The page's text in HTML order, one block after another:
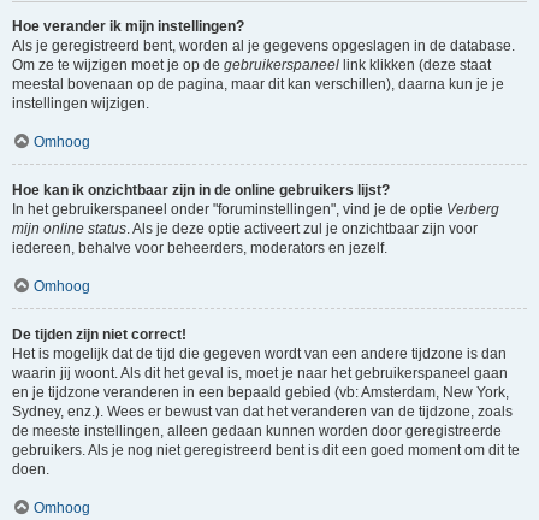
Hoe verander ik mijn instellingen?
Als je geregistreerd bent, worden al je gegevens opgeslagen in de database.
Om ze te wijzigen moet je op de gebruikerspaneel link klikken (deze staat
meestal bovenaan op de pagina, maar dit kan verschillen), daarna kun je je
instellingen wijzigen.
Omhoog
Hoe kan ik onzichtbaar zijn in de online gebruikers lijst?
In het gebruikerspaneel onder "foruminstellingen", vind je de optie Verberg
mijn online status. Als je deze optie activeert zul je onzichtbaar zijn voor
iedereen, behalve voor beheerders, moderators en jezelf.
Omhoog
De tijden zijn niet correct!
Het is mogelijk dat de tijd die gegeven wordt van een andere tijdzone is dan
waarin jij woont. Als dit het geval is, moet je naar het gebruikerspaneel gaan
en je tijdzone veranderen in een bepaald gebied (vb: Amsterdam, New York,
Sydney, enz.). Wees er bewust van dat het veranderen van de tijdzone, zoals
de meeste instellingen, alleen gedaan kunnen worden door geregistreerde
gebruikers. Als je nog niet geregistreerd bent is dit een goed moment om dit te
doen.
Omhoog